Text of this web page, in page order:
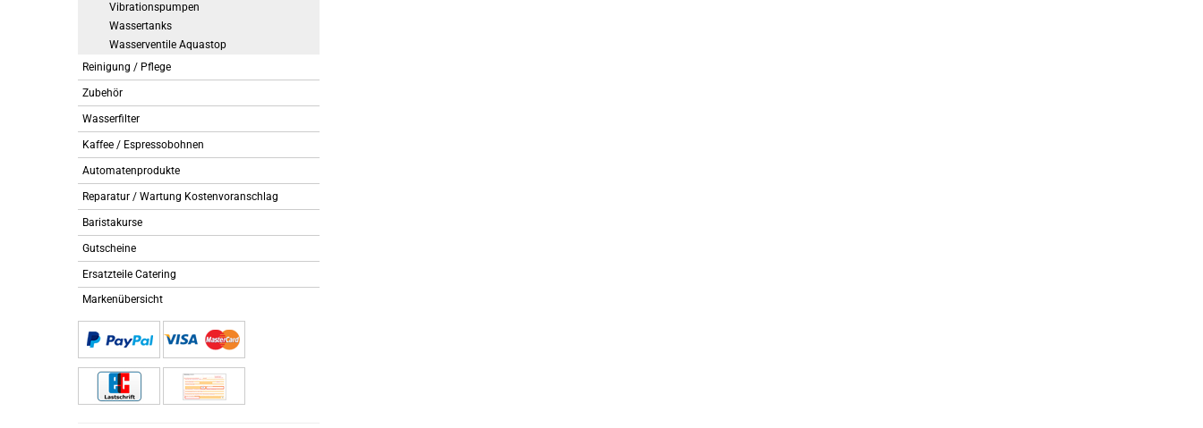
Vibrationspumpen
Wassertanks
Wasserventile Aquastop
Reinigung / Pflege
Zubehör
Wasserfilter
Kaffee / Espressobohnen
Automatenprodukte
Reparatur / Wartung Kostenvoranschlag
Baristakurse
Gutscheine
Ersatzteile Catering
Markenübersicht